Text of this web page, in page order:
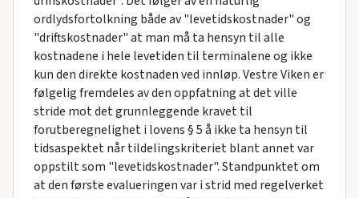
ordlydsfortolkning både av "levetidskostnader" og
"driftskostnader" at man må ta hensyn til alle
kostnadene i hele levetiden til terminalene og ikke
kun den direkte kostnaden ved innløp. Vestre Viken er
følgelig fremdeles av den oppfatning at det ville
stride mot det grunnleggende kravet til
forutberegnelighet i lovens § 5 å ikke ta hensyn til
tidsaspektet når tildelingskriteriet blant annet var
oppstilt som "levetidskostnader". Standpunktet om
at den første evalueringen var i strid med regelverket